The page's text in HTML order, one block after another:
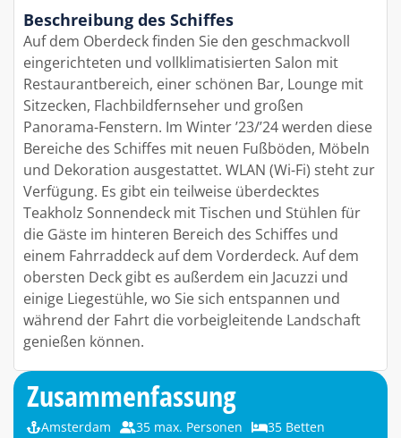
Beschreibung des Schiffes
Auf dem Oberdeck finden Sie den geschmackvoll
eingerichteten und vollklimatisierten Salon mit
Restaurantbereich, einer schönen Bar, Lounge mit
Sitzecken, Flachbildfernseher und großen
Panorama-Fenstern. Im Winter ’23/’24 werden diese
Bereiche des Schiffes mit neuen Fußböden, Möbeln
und Dekoration ausgestattet. WLAN (Wi-Fi) steht zur
Verfügung. Es gibt ein teilweise überdecktes
Teakholz Sonnendeck mit Tischen und Stühlen für
die Gäste im hinteren Bereich des Schiffes und
einem Fahrraddeck auf dem Vorderdeck. Auf dem
obersten Deck gibt es außerdem ein Jacuzzi und
einige Liegestühle, wo Sie sich entspannen und
während der Fahrt die vorbeigleitende Landschaft
genießen können.
Zusammenfassung
Amsterdam 35 max. Personen
35 Betten